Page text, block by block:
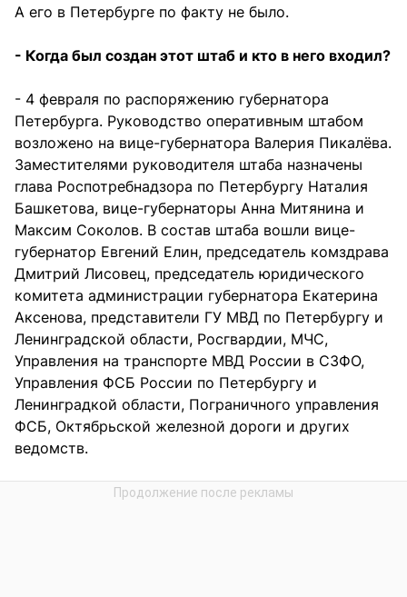
А его в Петербурге по факту не было.
- Когда был создан этот штаб и кто в него входил?
- 4 февраля по распоряжению губернатора
Петербурга. Руководство оперативным штабом
возложено на вице-губернатора Валерия Пикалёва.
Заместителями руководителя штаба назначены
глава Роспотребнадзора по Петербургу Наталия
Башкетова, вице-губернаторы Анна Митянина и
Максим Соколов. В состав штаба вошли вице-
губернатор Евгений Елин, председатель комздрава
Дмитрий Лисовец, председатель юридического
комитета администрации губернатора Екатерина
Аксенова, представители ГУ МВД по Петербургу и
Ленинградской области, Росгвардии, МЧС,
Управления на транспорте МВД России в СЗФО,
Управления ФСБ России по Петербургу и
Ленинградкой области, Пограничного управления
ФСБ, Октябрьской железной дороги и других
ведомств.